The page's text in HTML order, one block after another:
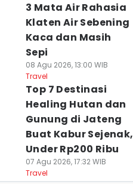
3 Mata Air Rahasia
Klaten Air Sebening
Kaca dan Masih
Sepi
08 Agu 2026, 13:00 WIB
Travel
Top 7 Destinasi
Healing Hutan dan
Gunung di Jateng
Buat Kabur Sejenak,
Under Rp200 Ribu
07 Agu 2026, 17:32 WIB
Travel